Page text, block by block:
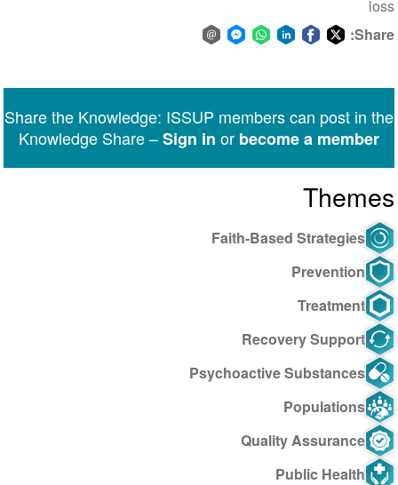
loss
Share:
Messenger
Share the Knowledge: ISSUP members can post in the
Knowledge Share –Sign in or become a member
Themes
Faith-Based Strategies
Prevention
Treatment
Recovery Support
Psychoactive Substances
Populations
Quality Assurance
Public Health